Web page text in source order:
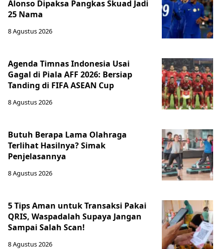
Alonso Dipaksa Pangkas Skuad Jadi
25 Nama
8 Agustus 2026
Agenda Timnas Indonesia Usai
Gagal di Piala AFF 2026: Bersiap
Tanding di FIFA ASEAN Cup
8 Agustus 2026
Butuh Berapa Lama Olahraga
Terlihat Hasilnya? Simak
Penjelasannya
8 Agustus 2026
5 Tips Aman untuk Transaksi Pakai
QRIS, Waspadalah Supaya Jangan
Sampai Salah Scan!
8 Agustus 2026